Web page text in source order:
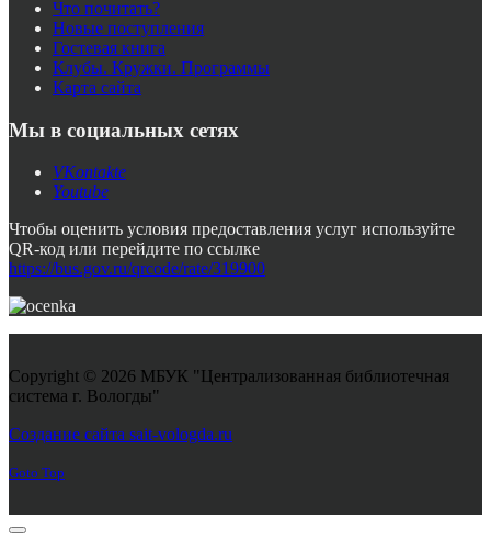
Что почитать?
Новые поступления
Гостевая книга
Клубы. Кружки. Программы
Карта сайта
Мы в социальных сетях
VKontakte
Youtube
Чтобы оценить условия предоставления услуг используйте
QR-код или перейдите по ссылке
https://bus.gov.ru/qrcode/rate/319900
Copyright © 2026 МБУК "Централизованная библиотечная
система г. Вологды"
Создание сайта sait-vologda.ru
Goto Top